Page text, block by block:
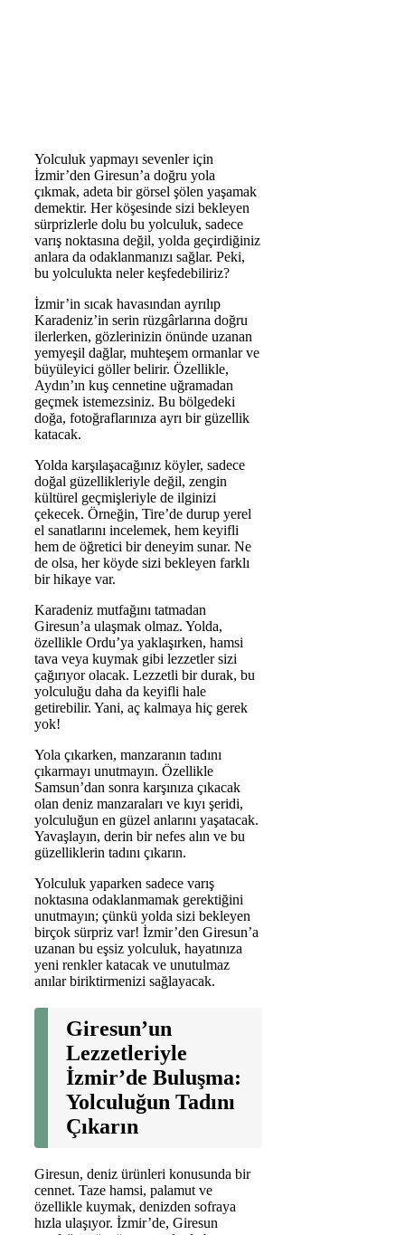
Yolculuk yapmayı sevenler için
İzmir’den Giresun’a doğru yola
çıkmak, adeta bir görsel şölen yaşamak
demektir. Her köşesinde sizi bekleyen
sürprizlerle dolu bu yolculuk, sadece
varış noktasına değil, yolda geçirdiğiniz
anlara da odaklanmanızı sağlar. Peki,
bu yolculukta neler keşfedebiliriz?
İzmir’in sıcak havasından ayrılıp
Karadeniz’in serin rüzgârlarına doğru
ilerlerken, gözlerinizin önünde uzanan
yemyeşil dağlar, muhteşem ormanlar ve
büyüleyici göller belirir. Özellikle,
Aydın’ın kuş cennetine uğramadan
geçmek istemezsiniz. Bu bölgedeki
doğa, fotoğraflarınıza ayrı bir güzellik
katacak.
Yolda karşılaşacağınız köyler, sadece
doğal güzellikleriyle değil, zengin
kültürel geçmişleriyle de ilginizi
çekecek. Örneğin, Tire’de durup yerel
el sanatlarını incelemek, hem keyifli
hem de öğretici bir deneyim sunar. Ne
de olsa, her köyde sizi bekleyen farklı
bir hikaye var.
Karadeniz mutfağını tatmadan
Giresun’a ulaşmak olmaz. Yolda,
özellikle Ordu’ya yaklaşırken, hamsi
tava veya kuymak gibi lezzetler sizi
çağırıyor olacak. Lezzetli bir durak, bu
yolculuğu daha da keyifli hale
getirebilir. Yani, aç kalmaya hiç gerek
yok!
Yola çıkarken, manzaranın tadını
çıkarmayı unutmayın. Özellikle
Samsun’dan sonra karşınıza çıkacak
olan deniz manzaraları ve kıyı şeridi,
yolculuğun en güzel anlarını yaşatacak.
Yavaşlayın, derin bir nefes alın ve bu
güzelliklerin tadını çıkarın.
Yolculuk yaparken sadece varış
noktasına odaklanmamak gerektiğini
unutmayın; çünkü yolda sizi bekleyen
birçok sürpriz var! İzmir’den Giresun’a
uzanan bu eşsiz yolculuk, hayatınıza
yeni renkler katacak ve unutulmaz
anılar biriktirmenizi sağlayacak.
Giresun’un
Lezzetleriyle
İzmir’de Buluşma:
Yolculuğun Tadını
Çıkarın
Giresun, deniz ürünleri konusunda bir
cennet. Taze hamsi, palamut ve
özellikle kuymak, denizden sofraya
hızla ulaşıyor. İzmir’de, Giresun